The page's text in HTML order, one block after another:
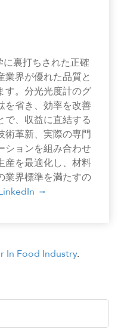
裏打ちされた正確
業界が優れた品質と
す。分光光度計のグ
を省き、効率を改善
で、収益に直結する
術革新、実際の専門
ションを組み合わせ
産を最適化し、材料
業界標準を満たすの
In Food Industry.